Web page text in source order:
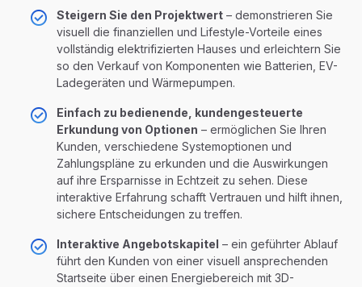
Steigern Sie den Projektwert – demonstrieren Sie
visuell die finanziellen und Lifestyle-Vorteile eines
vollständig elektrifizierten Hauses und erleichtern Sie
so den Verkauf von Komponenten wie Batterien, EV-
Ladegeräten und Wärmepumpen.
Einfach zu bedienende, kundengesteuerte
Erkundung von Optionen – ermöglichen Sie Ihren
Kunden, verschiedene Systemoptionen und
Zahlungspläne zu erkunden und die Auswirkungen
auf ihre Ersparnisse in Echtzeit zu sehen. Diese
interaktive Erfahrung schafft Vertrauen und hilft ihnen,
sichere Entscheidungen zu treffen.
Interaktive Angebotskapitel – ein geführter Ablauf
führt den Kunden von einer visuell ansprechenden
Startseite über einen Energiebereich mit 3D-